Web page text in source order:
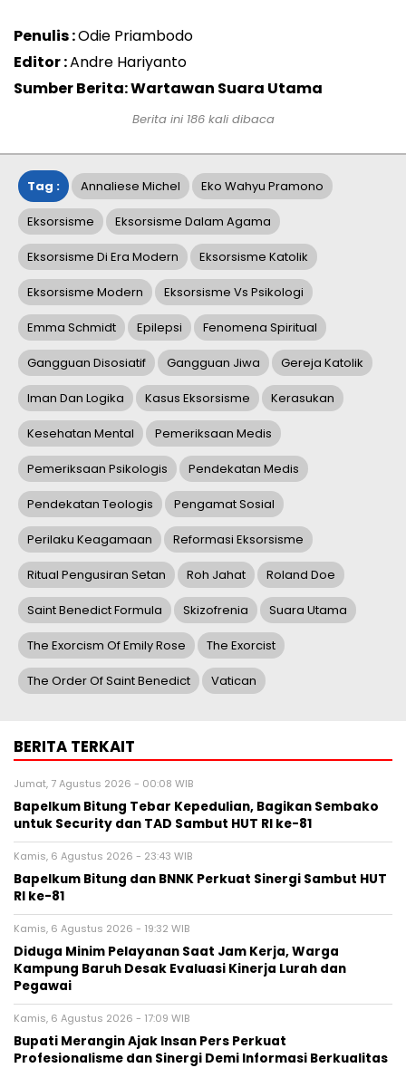
Penulis :Odie Priambodo
Editor :Andre Hariyanto
Sumber Berita: Wartawan Suara Utama
Berita ini 186kali dibaca
Tag : Annaliese Michel Eko Wahyu Pramono
Eksorsisme Eksorsisme Dalam Agama
Eksorsisme Di Era Modern Eksorsisme Katolik
Eksorsisme Modern Eksorsisme Vs Psikologi
Emma Schmidt Epilepsi Fenomena Spiritual
Gangguan Disosiatif Gangguan Jiwa Gereja Katolik
Iman Dan Logika Kasus Eksorsisme Kerasukan
Kesehatan Mental Pemeriksaan Medis
Pemeriksaan Psikologis Pendekatan Medis
Pendekatan Teologis Pengamat Sosial
Perilaku Keagamaan Reformasi Eksorsisme
Ritual Pengusiran Setan Roh Jahat Roland Doe
Saint Benedict Formula Skizofrenia Suara Utama
The Exorcism Of Emily Rose The Exorcist
The Order Of Saint Benedict Vatican
BERITA TERKAIT
Jumat, 7 Agustus 2026 - 00:08 WIB
Bapelkum Bitung Tebar Kepedulian, Bagikan Sembako
untuk Security dan TAD Sambut HUT RI ke-81
Kamis, 6 Agustus 2026 - 23:43 WIB
Bapelkum Bitung dan BNNK Perkuat Sinergi Sambut HUT
RI ke-81
Kamis, 6 Agustus 2026 - 19:32 WIB
Diduga Minim Pelayanan Saat Jam Kerja, Warga
Kampung Baruh Desak Evaluasi Kinerja Lurah dan
Pegawai
Kamis, 6 Agustus 2026 - 17:09 WIB
Bupati Merangin Ajak Insan Pers Perkuat
Profesionalisme dan Sinergi Demi Informasi Berkualitas